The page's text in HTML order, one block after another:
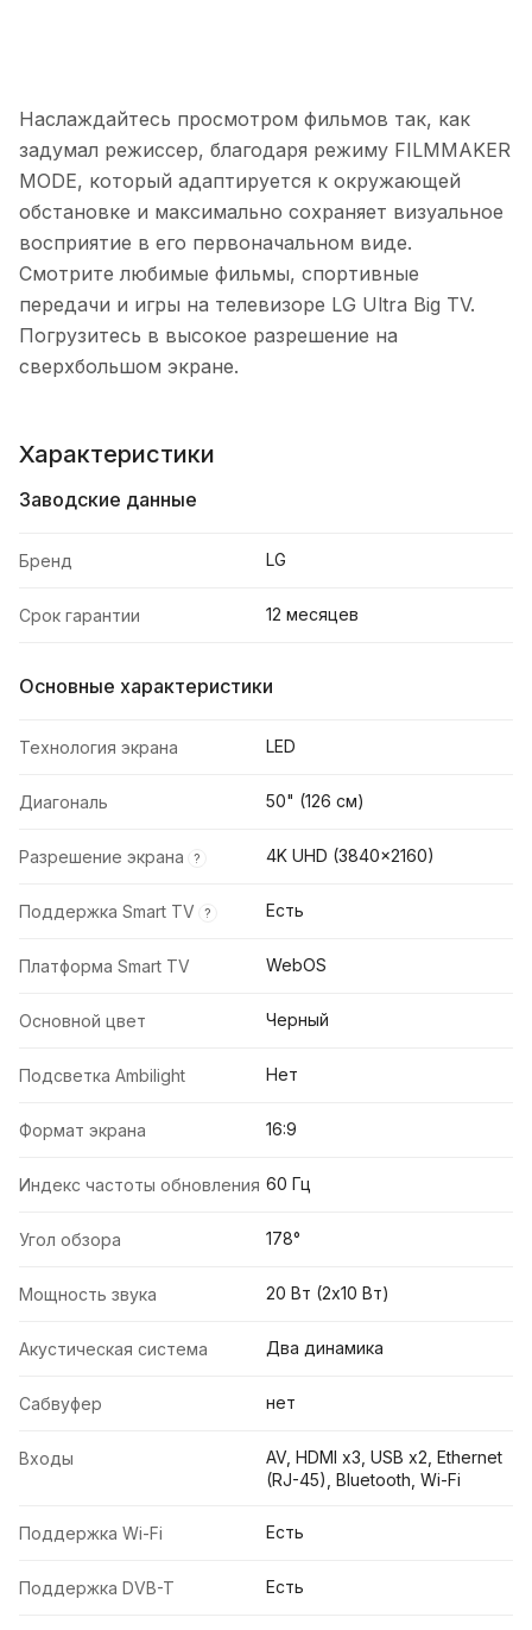
Наслаждайтесь просмотром фильмов так, как
задумал режиссер, благодаря режиму FILMMAKER
MODE, который адаптируется к окружающей
обстановке и максимально сохраняет визуальное
восприятие в его первоначальном виде.
Смотрите любимые фильмы, спортивные
передачи и игры на телевизоре LG Ultra Big TV.
Погрузитесь в высокое разрешение на
сверхбольшом экране.
Характеристики
Заводские данные
Бренд LG
Срок гарантии 12 месяцев
Основные характеристики
Технология экрана LED
Диагональ 50" (126 см)
Разрешение экрана ? 4K UHD (3840x2160)
Поддержка Smart TV ? Есть
Платформа Smart TV WebOS
Основной цвет Черный
Подсветка Ambilight Нет
Формат экрана 16:9
Индекс частоты обновления 60 Гц
Угол обзора 178°
Мощность звука 20 Вт (2x10 Вт)
Акустическая система Два динамика
Сабвуфер нет
Входы
AV, HDMI x3, USB x2, Ethernet
(RJ-45), Bluetooth, Wi-Fi
Поддержка Wi-Fi Есть
Поддержка DVB-T Есть